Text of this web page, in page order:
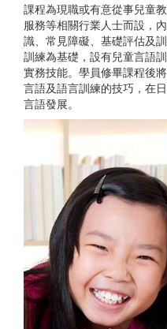
課程為現職或有意從事兒童
服務等相關行業人士而設，
識、常見障礙、基礎評估及
訓練為基礎，設有兒童言語
實務技能。學員修畢課程後
言語及語言訓練的技巧，在
言語發展。